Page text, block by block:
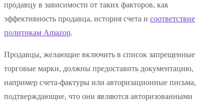
продавцу в зависимости от таких факторов, как
эффективность продавца, история счета и соответствие
политикам Amazon.
Продавцы, желающие включить в список запрещенные
торговые марки, должны предоставить документацию,
например счета-фактуры или авторизационные письма,
подтверждающие, что они являются авторизованными